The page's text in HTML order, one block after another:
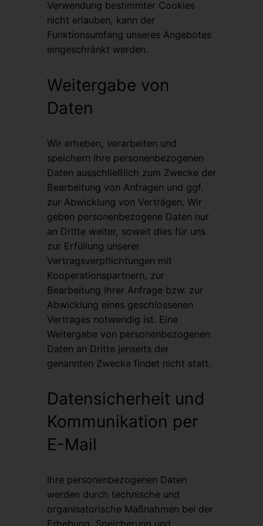
Verwendung bestimmter Cookies
nicht erlauben, kann der
Funktionsumfang unseres Angebotes
eingeschränkt werden.
Weitergabe von
Daten
Wir erheben, verarbeiten und
speichern Ihre personenbezogenen
Daten ausschließlich zum Zwecke der
Bearbeitung von Anfragen und ggf.
zur Abwicklung von Verträgen. Wir
geben personenbezogene Daten nur
an Dritte weiter, soweit dies für uns
zur Erfüllung unserer
Vertragsverpflichtungen mit
Kooperationspartnern, zur
Bearbeitung Ihrer Anfrage bzw. zur
Abwicklung eines geschlossenen
Vertrages notwendig ist. Eine
Weitergabe von personenbezogenen
Daten an Dritte jenseits der
genannten Zwecke findet nicht statt.
Datensicherheit und
Kommunikation per
E-Mail
Ihre personenbezogenen Daten
werden durch technische und
organisatorische Maßnahmen bei der